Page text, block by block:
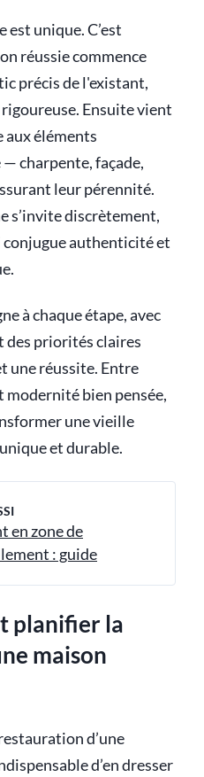
est unique. C’est
réussie commence
précis de l'existant,
Ensuite vient
aux éléments
charpente, façade,
leur pérennité.
s’invite discrètement,
conjugue authenticité et
à chaque étape, avec
des priorités claires
une réussite. Entre
bien pensée,
une vieille
et durable.
en zone de
: guide
planifier la
maison
d’une
d’en dresser